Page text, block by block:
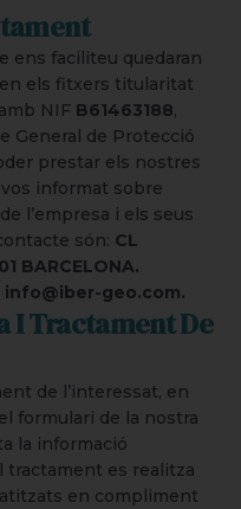
ens faciliteu quedaran
els fitxers titularitat
amb NIF B61463188,
General de Protecció
prestar els nostres
informat sobre
l’empresa i els seus
són: CL
BARCELONA.
info@iber-geo.com.
I Tractament De
de l’interessat, en
formulari de la nostra
la informació
tractament es realitza
en compliment